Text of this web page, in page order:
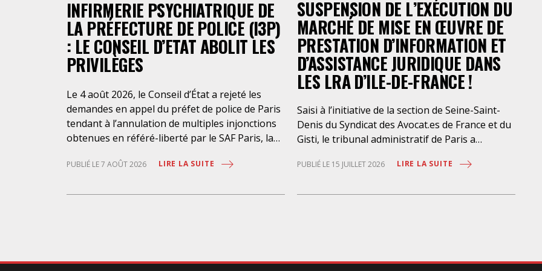
INFIRMERIE PSYCHIATRIQUE DE
LA PRÉFECTURE DE POLICE (I3P)
: LE CONSEIL D’ETAT ABOLIT LES
PRIVILÈGES
Le 4 août 2026, le Conseil d’État a rejeté les
demandes en appel du préfet de police de Paris
tendant à l’annulation de multiples injonctions
obtenues en référé-liberté par le SAF Paris, la
Psychiatrie. Cette nouvelle décision confirme
personnes retenues à l’infirmerie psychiatrique
PUBLIÉ LE 7 AOÛT 2026 LIRE LA SUITE
SUSPENSION DE L’EXÉCUTION DU
MARCHÉ DE MISE EN ŒUVRE DE
PRESTATION D’INFORMATION ET
D’ASSISTANCE JURIDIQUE DANS
LES LRA D’ILE-DE-FRANCE !
Saisi à l’initiative de la section de Seine-Saint-
Denis du Syndicat des Avocat.es de France et du
Gisti, le tribunal administratif de Paris a
marché public visant à la « mise en œuvre de
juridique des étrangers maintenus dans les
PUBLIÉ LE 15 JUILLET 2026 LIRE LA SUITE